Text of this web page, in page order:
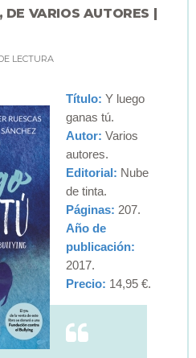
DE VARIOS AUTORES |
LECTURA
Título: Y luego
ganas tú.
Autor: Varios
autores.
Editorial: Nube
de tinta.
Páginas: 207.
Año de
publicación:
2017.
Precio: 14,95 €.